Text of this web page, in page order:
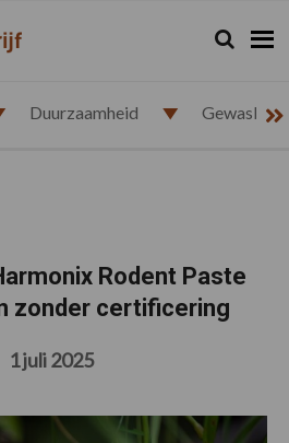
Zoeken...
Zoek
Duurzaamheid
Rodent Paste
zonder certificering
1 juli 2025